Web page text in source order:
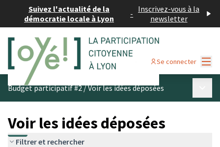
Suivez l'actualité de la
démocratie locale à Lyon
- Inscrivez-vous à la
newsletter
Se connecter
Budget participatif #2/Voir les idées déposées
Voir les idées déposées
Filtrer et rechercher